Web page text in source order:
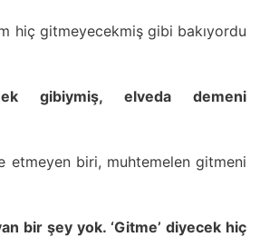
hiç gitmeyecekmiş gibi bakıyordu
gibiymiş, elveda demeni
etmeyen biri, muhtemelen gitmeni
bir şey yok. ‘Gitme’ diyecek hiç